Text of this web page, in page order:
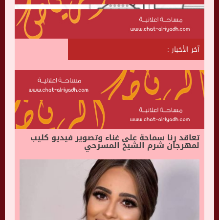
آخر الأخبار :
تعاقد رنا سماحة على غناء وتصوير فيديو كليب
لمهرجان شرم الشيخ المسرحي